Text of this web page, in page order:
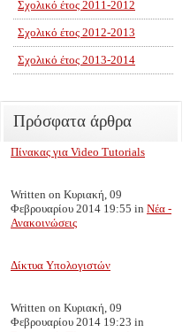
Σχολικό έτος 2011-2012
Σχολικό έτος 2012-2013
Σχολικό έτος 2013-2014
Πρόσφατα άρθρα
Πίνακας για Video Tutorials
Written on Κυριακή, 09
Φεβρουαρίου 2014 19:55 in Νέα -
Ανακοινώσεις
Δίκτυα Υπολογιστών
Written on Κυριακή, 09
Φεβρουαρίου 2014 19:23 in